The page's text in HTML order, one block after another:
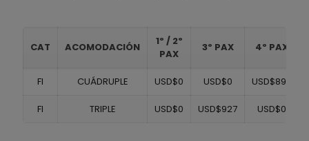
CAT ACOMODACIÓN
1º / 2º
PAX
3º PAX 4º PAX
FI CUÁDRUPLE USD$0 USD$0 USD$897
FI TRIPLE USD$0 USD$927 USD$0